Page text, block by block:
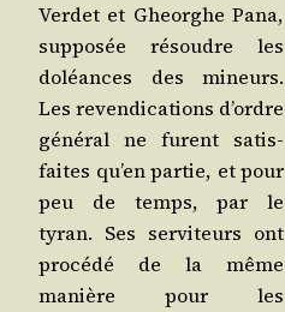
Ver­det et Gheor­ghe Pana,
sup­po­sée résoudre les
doléances des mineurs.
Les reven­di­ca­tions d’ordre
géné­ral ne furent satis­
faites qu’en par­tie, et pour
peu de temps, par le
tyran. Ses ser­vi­teurs ont
pro­cé­dé de la même
manière pour les